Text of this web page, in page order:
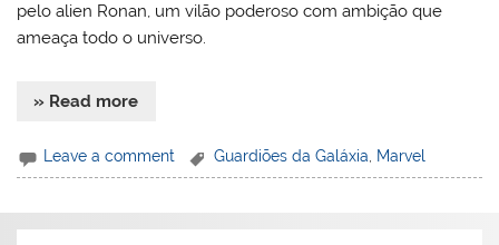
pelo alien Ronan, um vilão poderoso com ambição que
ameaça todo o universo.
» Read more
Leave a comment Guardiões da Galáxia, Marvel